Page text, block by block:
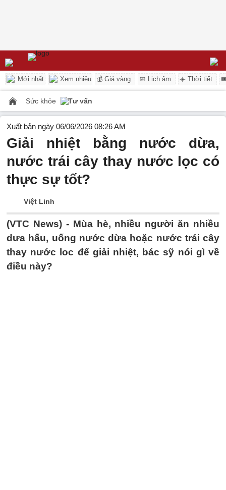
Mới nhất Xem nhiều 💰 Giá vàng 📅 Lịch âm ☀️ Thời tiết
Sức khỏe Tư vấn
Xuất bản ngày 06/06/2026 08:26 AM
Giải nhiệt bằng nước dừa,
nước trái cây thay nước lọc có
thực sự tốt?
Việt Linh
(VTC News) - Mùa hè, nhiều người ăn nhiều
dưa hấu, uống nước dừa hoặc nước trái cây
thay nước loc để giải nhiệt, bác sỹ nói gì về
điều này?